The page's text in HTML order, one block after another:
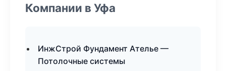
Компании в Уфа
ИнжСтрой Фундамент Ателье —
Потолочные системы